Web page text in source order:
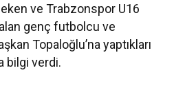
ve Trabzonspor U16
alan genç futbolcu ve
Topaloğlu’na yaptıkları
bilgi verdi.